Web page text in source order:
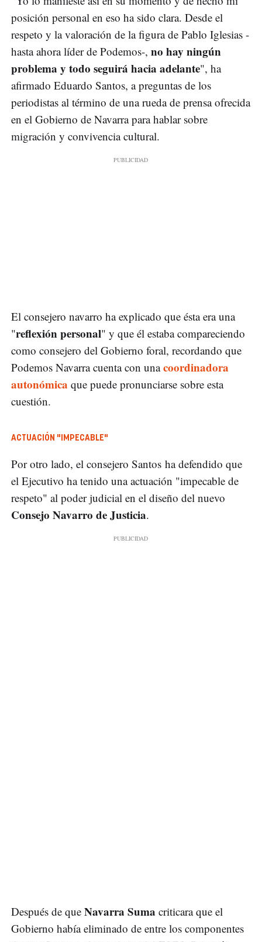
posición personal en eso ha sido clara. Desde el
respeto y la valoración de la figura de Pablo Iglesias -
hasta ahora líder de Podemos-, no hay ningún
problema y todo seguirá hacia adelante", ha
afirmado Eduardo Santos, a preguntas de los
periodistas al término de una rueda de prensa ofrecida
en el Gobierno de Navarra para hablar sobre
migración y convivencia cultural.
El consejero navarro ha explicado que ésta era una
"reflexión personal" y que él estaba compareciendo
como consejero del Gobierno foral, recordando que
Podemos Navarra cuenta con unacoordinadora
autonómica que puede pronunciarse sobre esta
cuestión.
ACTUACIÓN "IMPECABLE"
Por otro lado, el consejero Santos ha defendido que
el Ejecutivo ha tenido una actuación "impecable de
respeto" al poder judicial en el diseño del nuevo
Consejo Navarro de Justicia.
Después de que Navarra Suma criticara que el
Gobierno había eliminado de entre los componentes